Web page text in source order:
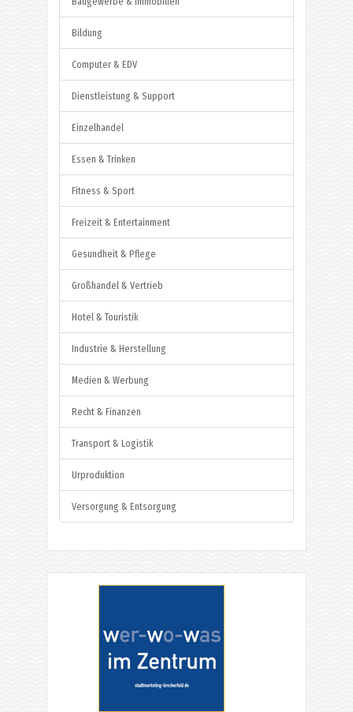
Bildung
Computer & EDV
Dienstleistung & Support
Einzelhandel
Essen & Trinken
Fitness & Sport
Freizeit & Entertainment
Gesundheit & Pflege
Großhandel & Vertrieb
Hotel & Touristik
Industrie & Herstellung
Medien & Werbung
Recht & Finanzen
Transport & Logistik
Urproduktion
Versorgung & Entsorgung